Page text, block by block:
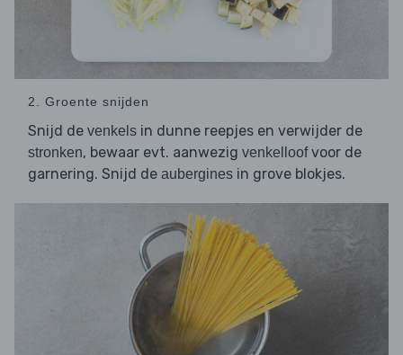
2. Groente snijden
Snijd de venkels in dunne reepjes en verwijder de
stronken, bewaar evt. aanwezig venkelloofvoor de
garnering. Snijd de aubergines in grove blokjes.